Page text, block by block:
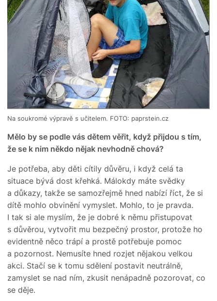
Na soukromé výpravě s učitelem. FOTO: paprstein.cz
Mělo by se podle vás dětem věřit, když přijdou s tím,
že se k nim někdo nějak nevhodně chová?
Je potřeba, aby děti cítily důvěru, i když celá ta
situace bývá dost křehká. Málokdy máte svědky
a důkazy, takže se samozřejmě hned nabízí říct, že si
dítě mohlo obvinění vymyslet. Mohlo, to je pravda.
I tak si ale myslím, že je dobré k němu přistupovat
s důvěrou, vytvořit mu bezpečný prostor, protože ho
evidentně něco trápí a prostě potřebuje pomoc
a pozornost. Nemusíte hned rozjet nějakou velkou
akci. Stačí se k tomu sdělení postavit neutrálně,
zamyslet se nad ním, zkusit nenápadně pozorovat, co
se děje.